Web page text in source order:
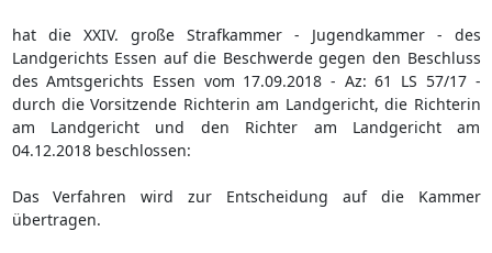
hat die XXIV. große Strafkammer - Jugendkammer - des
Landgerichts Essen auf die Beschwerde gegen den Beschluss
des Amtsgerichts Essen vom 17.09.2018 - Az: 61 LS 57/17 -
durch die Vorsitzende Richterin am Landgericht, die Richterin
am Landgericht und den Richter am Landgericht am
04.12.2018 beschlossen:
Das Verfahren wird zur Entscheidung auf die Kammer
übertragen.